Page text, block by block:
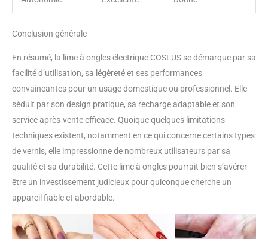
Conclusion générale
En résumé, la lime à ongles électrique COSLUS se démarque par sa
facilité d’utilisation, sa légèreté et ses performances
convaincantes pour un usage domestique ou professionnel. Elle
séduit par son design pratique, sa recharge adaptable et son
service après-vente efficace. Quoique quelques limitations
techniques existent, notamment en ce qui concerne certains types
de vernis, elle impressionne de nombreux utilisateurs par sa
qualité et sa durabilité. Cette lime à ongles pourrait bien s’avérer
être un investissement judicieux pour quiconque cherche un
appareil fiable et abordable.